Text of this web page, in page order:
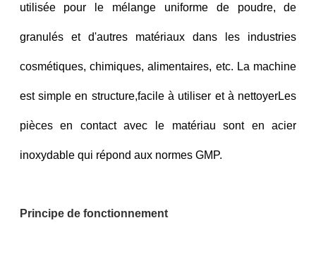
utilisée pour le mélange uniforme de poudre, de
granulés et d'autres matériaux dans les industries
cosmétiques, chimiques, alimentaires, etc. La machine
est simple en structure,facile à utiliser et à nettoyerLes
pièces en contact avec le matériau sont en acier
inoxydable qui répond aux normes GMP.
Principe de fonctionnement